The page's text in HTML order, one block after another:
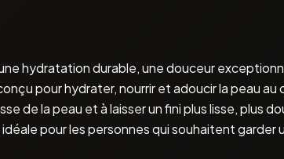
hydratation durable, une douceur
pour hydrater, nourrir et adoucir la peau
de la peau et à laisser un fini plus lisse, plus
pour les personnes qui souhaitent garder